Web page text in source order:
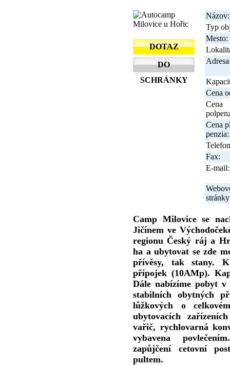
DOTAZ
DO
SCHRÁNKY
Názov:
Typ
Mesto:
Cena
Cena
Cena
penzia:
Fax:
E-mail:
Camp Milovice se
Jičínem ve
regionu Český ráj a
ha a ubytovat se zde
přívěsy, tak stany.
přípojek (10AMp).
Dále nabízíme pobyt v
stabilních obytných
lůžkových o
ubytovacích
vařič, rychlovarná
vybavena
zapůjčení cetovní
pultem.